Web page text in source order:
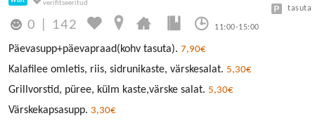
0 142 11:00-15:00
tasuta
Päevasupp+päevapraad(kohv tasuta). 7,90€
Kalafilee omletis, riis, sidrunikaste, värskesalat. 5,30€
Grillvorstid, püree, külm kaste,värske salat. 5,30€
Värskekapsasupp. 3,30€